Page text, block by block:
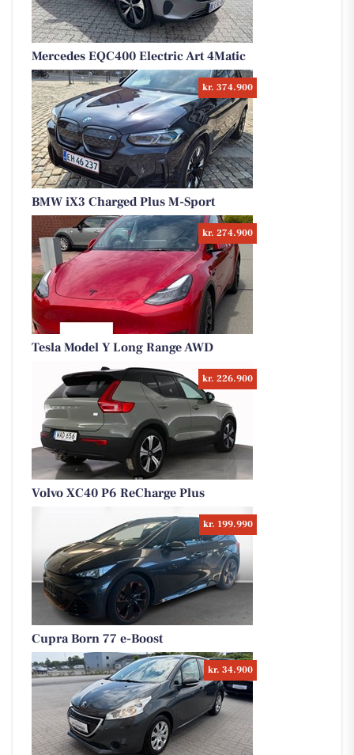
Mercedes EQC400 Electric Art 4Matic
kr. 374.900
BMW iX3 Charged Plus M-Sport
kr. 274.900
Tesla Model Y Long Range AWD
kr. 226.900
Volvo XC40 P6 ReCharge Plus
kr. 199.990
Cupra Born 77 e-Boost
kr. 34.900